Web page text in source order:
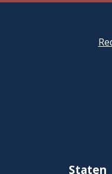
Staten